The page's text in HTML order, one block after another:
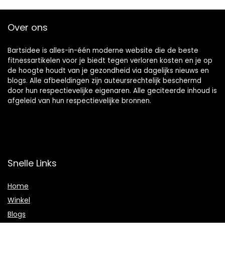
Over ons
Bartsidee is alles-in-één moderne website die de beste
fitnessartikelen voor je biedt tegen verloren kosten en je op
de hoogte houdt van je gezondheid via dagelijks nieuws en
blogs. Alle afbeeldingen zijn auteursrechtelijk beschermd
door hun respectievelijke eigenaren. Alle geciteerde inhoud is
afgeleid van hun respectievelijke bronnen.
Snelle Links
Home
Winkel
Blogs